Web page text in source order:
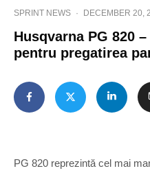
SPRINT NEWS · DECEMBER 20,
Husqvarna PG 820
pentru pregatirea
PG 820 reprezintă cel mai